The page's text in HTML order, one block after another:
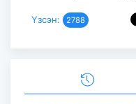
Үзсэн: 2788